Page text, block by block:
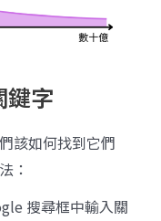
鍵字
該如何找到它們
：
搜尋框中輸入關